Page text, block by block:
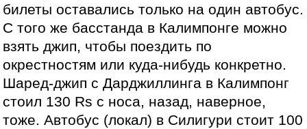
билеты оставались только на один автобус.
С того же басстанда в Калимпонге можно
взять джип, чтобы поездить по
окрестностям или куда-нибудь конкретно.
Шаред-джип с Дарджиллинга в Калимпонг
стоил 130 Rs с носа, назад, наверное,
тоже. Автобус (локал) в Силигури стоит 100